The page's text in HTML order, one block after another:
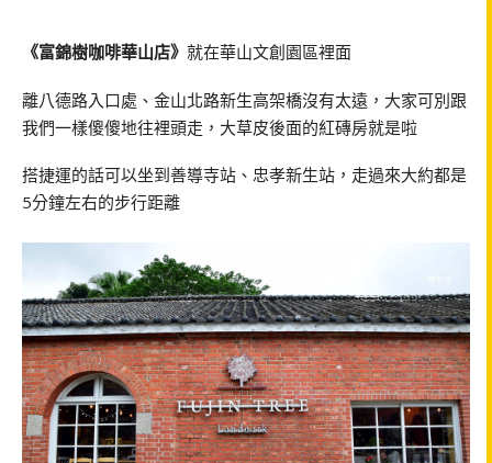
《富錦樹咖啡華山店》 就在華山文創園區裡面
離八德路入口處、金山北路新生高架橋沒有太遠，大家可別跟
我們一樣傻傻地往裡頭走，大草皮後面的紅磚房就是啦
搭捷運的話可以坐到善導寺站、忠孝新生站，走過來大約都是
5分鐘左右的步行距離